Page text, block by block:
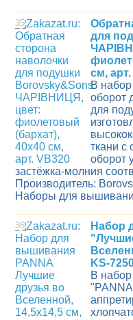
35
для
см,
В набор
оборот
для
ткани с
оборот
застёжка-молния
Производитель:
Наборы для
36
Набор
KS-
В